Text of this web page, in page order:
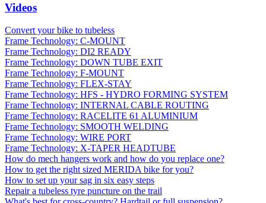
Videos
Convert your bike to tubeless
Frame Technology: C-MOUNT
Frame Technology: DI2 READY
Frame Technology: DOWN TUBE EXIT
Frame Technology: F-MOUNT
Frame Technology: FLEX-STAY
Frame Technology: HFS - HYDRO FORMING SYSTEM
Frame Technology: INTERNAL CABLE ROUTING
Frame Technology: RACELITE 61 ALUMINIUM
Frame Technology: SMOOTH WELDING
Frame Technology: WIRE PORT
Frame Technology: X-TAPER HEADTUBE
How do mech hangers work and how do you replace one?
How to get the right sized MERIDA bike for you?
How to set up your sag in six easy steps
Repair a tubeless tyre puncture on the trail